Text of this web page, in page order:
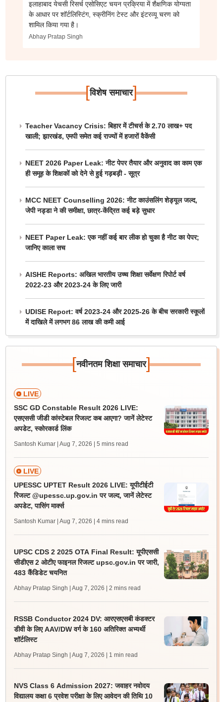
इलाहाबाद येचसी रिसर्च एसोसिएट चयन प्रक्रिया में शैक्षणिक योग्यता
के आधार पर शॉर्टलिस्टिंग, स्क्रीनिंग टेस्ट और इंटरव्यू चरण को
शामिल किया गया है।
Abhay Pratap Singh
[विशेष समाचार]
Teacher Vacancy Crisis: बिहार में टीचर्स के 2.70 लाख+ पद
खाली; झारखंड, एमपी समेत कई राज्यों में हजारों वैकेंसी
NEET 2026 Paper Leak: नीट पेपर तैयार और अनुवाद का काम एक
ही समूह के शिक्षकों को देने से हुई गड़बड़ी - सूत्र
MCC NEET Counselling 2026: नीट काउंसलिंग शेड्यूल जल्द,
जेपी नड्डा ने की समीक्षा, छात्र-केंद्रित कई बड़े सुधार
NEET Paper Leak: एक नहीं कई बार लीक हो चुका है नीट का पेपर;
जानिए काला सच
AISHE Reports: अखिल भारतीय उच्च शिक्षा सर्वेक्षण रिपोर्ट वर्ष
2022-23 और 2023-24 के लिए जारी
UDISE Report: वर्ष 2023-24 और 2025-26 के बीच सरकारी स्कूलों
में दाखिले में लगभग 86 लाख की कमी आई
[नवीनतम शिक्षा समाचार]
LIVE
SSC GD Constable Result 2026 LIVE:
एसएससी जीडी कांस्टेबल रिजल्ट कब आएगा? जानें लेटेस्ट
अपडेट, स्कोरकार्ड लिंक
Santosh Kumar | Aug 7, 2026 | 5 mins read
LIVE
UPESSC UPTET Result 2026 LIVE: यूपीटीईटी
रिजल्ट @upessc.up.gov.in पर जल्द, जानें लेटेस्ट
अपडेट, पासिंग मार्क्स
Santosh Kumar | Aug 7, 2026 | 4 mins read
UPSC CDS 2 2025 OTA Final Result: यूपीएससी
सीडीएस 2 ओटीए फाइनल रिजल्ट upsc.gov.in पर जारी,
483 कैंडिडेट चयनित
Abhay Pratap Singh | Aug 7, 2026 | 2 mins read
RSSB Conductor 2024 DV: आरएसएसबी कंडक्टर
डीवी के लिए AAV/DW वर्ग के 160 अतिरिक्त अभ्यर्थी
शॉर्टलिस्ट
Abhay Pratap Singh | Aug 7, 2026 | 1 min read
NVS Class 6 Admission 2027: जवाहर नवोदय
विद्यालय कक्षा 6 प्रवेश परीक्षा के लिए आवेदन की तिथि 10